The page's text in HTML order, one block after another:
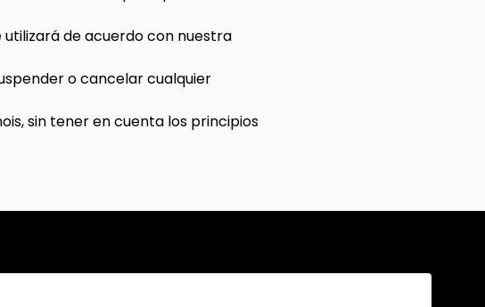
utilizará de acuerdo con nuestra
o cancelar cualquier
sin tener en cuenta los principios